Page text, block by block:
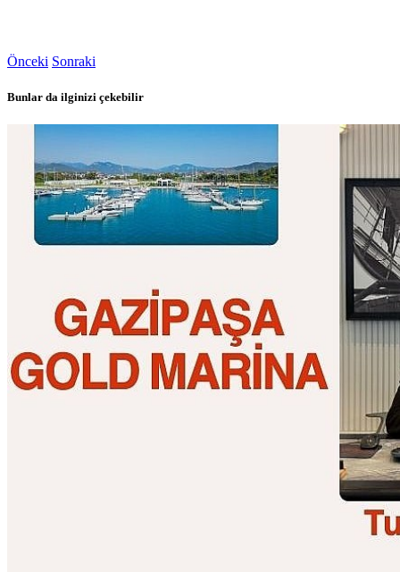
Önceki Sonraki
Bunlar da ilginizi çekebilir